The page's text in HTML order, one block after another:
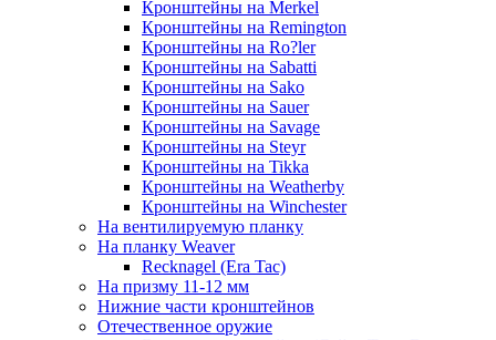
Кронштейны на Merkel
Кронштейны на Remington
Кронштейны на Ro?ler
Кронштейны на Sabatti
Кронштейны на Sako
Кронштейны на Sauer
Кронштейны на Savage
Кронштейны на Steyr
Кронштейны на Tikka
Кронштейны на Weatherby
Кронштейны на Winchester
На вентилируемую планку
На планку Weaver
Recknagel (Era Tac)
На призму 11-12 мм
Нижние части кронштейнов
Отечественное оружие